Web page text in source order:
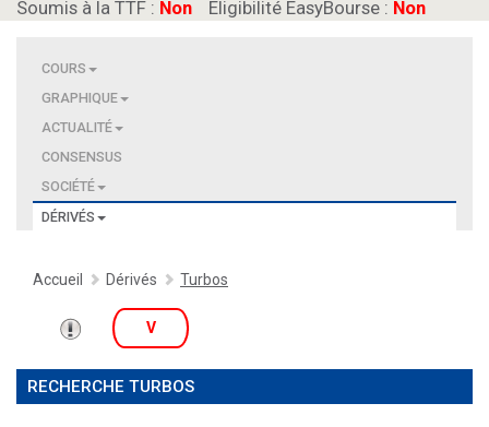
Soumis à la TTF : Non Éligibilité EasyBourse : Non
COURS
GRAPHIQUE
ACTUALITÉ
CONSENSUS
SOCIÉTÉ
DÉRIVÉS
Accueil Dérivés Turbos
V
RECHERCHE TURBOS